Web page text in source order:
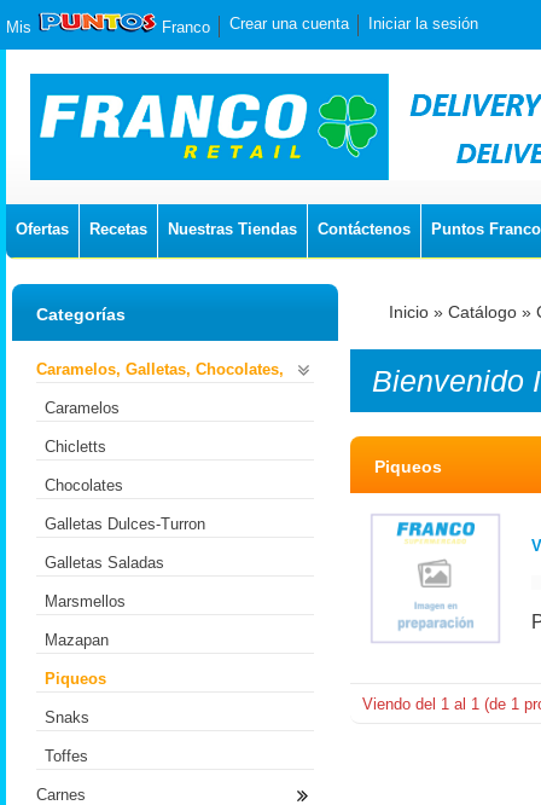
Mis Franco Crear una cuenta Iniciar la sesión
Ofertas Recetas Nuestras Tiendas Contáctenos Puntos Franco
Inicio » Catálogo »
Bienvenido
Piqueos
Viendo del 1 al 1 (de 1
Categorías
Caramelos, Galletas, Chocolates,
Caramelos
Chicletts
Chocolates
Galletas Dulces-Turron
Galletas Saladas
Marsmellos
Mazapan
Piqueos
Snaks
Toffes
Carnes